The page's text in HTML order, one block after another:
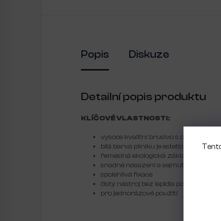
Popis Diskuze
Detailní popis produktu
KLÍČOVÉ VLASTNOSTI:
vysoce kvalitní brusivo s ochranou
bílá barva pilníku je estetická při práci
řemeslná ekologická základna
snadné nasazení a sejmutí pilníku ze
spolehlivá fixace
čistý nástroj bez lepidla po práci
pro jednorázové použití